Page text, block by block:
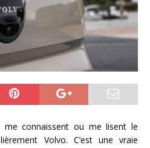
me connaissent ou me lisent le
Volvo. C’est une vraie